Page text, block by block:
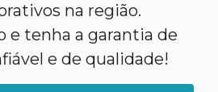
na região.
e tenha a garantia de
e de qualidade!